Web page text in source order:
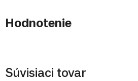
Hodnotenie
Súvisiaci tovar